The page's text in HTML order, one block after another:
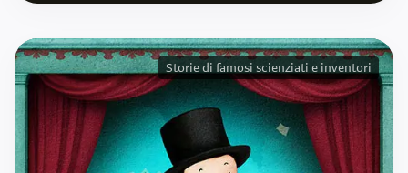
Storie di famosi scienziati e inventori